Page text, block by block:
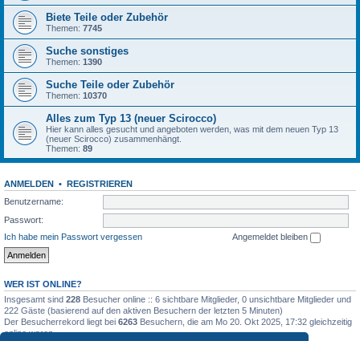
Biete Teile oder Zubehör
Themen: 7745
Suche sonstiges
Themen: 1390
Suche Teile oder Zubehör
Themen: 10370
Alles zum Typ 13 (neuer Scirocco)
Hier kann alles gesucht und angeboten werden, was mit dem neuen Typ 13
(neuer Scirocco) zusammenhängt.
Themen: 89
ANMELDEN • REGISTRIEREN
Benutzername:
Passwort:
Ich habe mein Passwort vergessen
Angemeldet bleiben
WER IST ONLINE?
Insgesamt sind 228 Besucher online :: 6 sichtbare Mitglieder, 0 unsichtbare Mitglieder und
222 Gäste (basierend auf den aktiven Besuchern der letzten 5 Minuten)
Der Besucherrekord liegt bei 6263 Besuchern, die am Mo 20. Okt 2025, 17:32 gleichzeitig
online waren.